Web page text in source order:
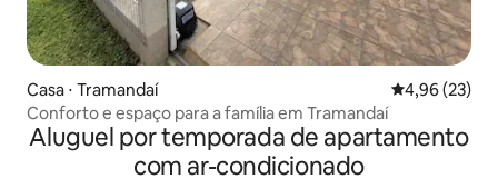
Casa ⋅ Tramandaí 4,96 de uma
4,96 (23)
Conforto e espaço para a família em Tramandaí
Aluguel por temporada de apartamento
com ar-condicionado